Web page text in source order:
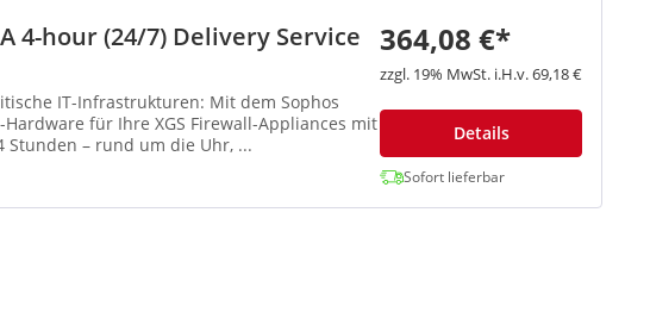
4-hour (24/7) Delivery Service
Mit dem Sophos
für Ihre XGS Firewall-Appliances mit
– rund um die Uhr, ...
364,08 €*
zzgl. 19% MwSt. i.H.v. 69,18 €
Details
Sofort lieferbar